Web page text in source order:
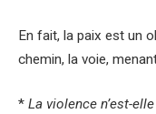
En fait, la paix est un
chemin, la voie,
* La violence n’est-